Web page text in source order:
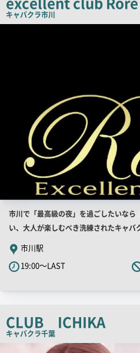
ー
キャバクラ市川
店
舗
PR
キ
ャ
ピ
ー
市川で「最高級の夜」を過ごしたいな
い、大人が楽しむべき洗練されたキャバ
市川駅
19:00～LAST
CLUB ICHIKA
キャバクラ千葉
店